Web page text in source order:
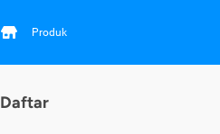
Produk
Daftar